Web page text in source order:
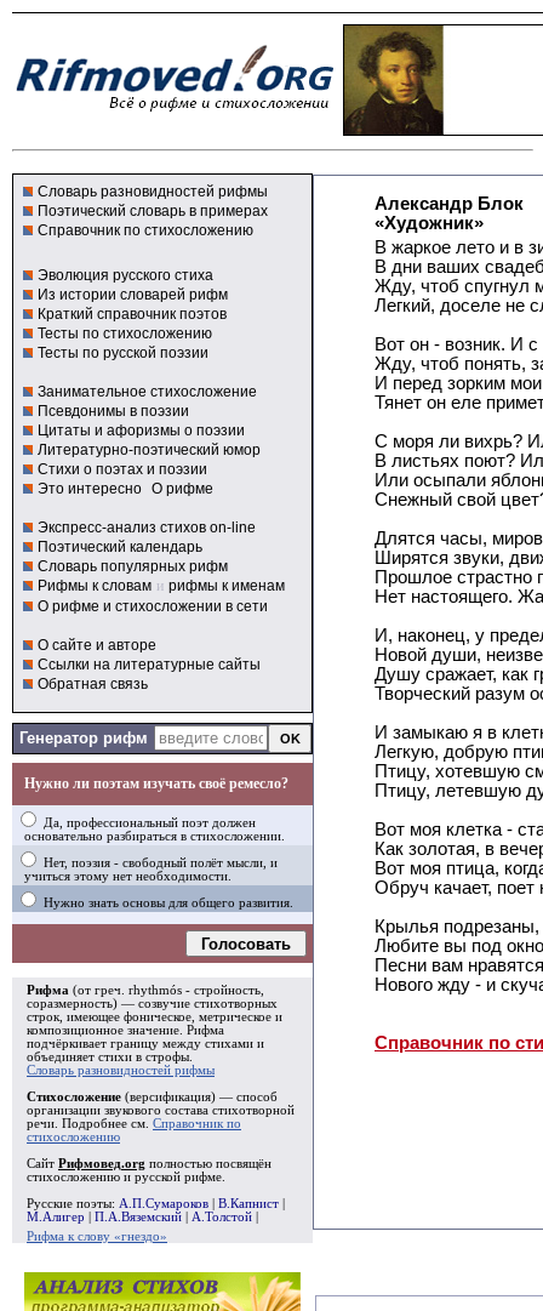
Словарь разновидностей рифмы
Поэтический словарь в примерах
Справочник по стихосложению
Эволюция русского стиха
Из истории словарей рифм
Краткий справочник поэтов
Тесты по стихосложению
Тесты по русской поэзии
Занимательное стихосложение
Псевдонимы в поэзии
Цитаты и афоризмы о поэзии
Литературно-поэтический юмор
Стихи о поэтах и поэзии
Это интересно О рифме
Экспресс-анализ стихов on-line
Поэтический календарь
Словарь популярных рифм
Рифмы к словам и рифмы к именам
О рифме и стихосложении в сети
О сайте и авторе
Ссылки на литературные сайты
Обратная связь
Генератор рифм
Нужно ли поэтам изучать своё ремесло?
Да, профессиональный поэт должен
основательно разбираться в стихосложении.
Нет, поэзия - свободный полёт мысли, и
учиться этому нет необходимости.
Нужно знать основы для общего развития.
Голосовать
Рифма (от греч. rhythmós - стройность,
соразмерность) — созвучие стихотворных
строк, имеющее фоническое, метрическое и
композиционное значение. Рифма
подчёркивает границу между стихами и
объединяет стихи в строфы
Словарь разновидностей рифмы
Стихосложение (версификация) — способ
организации звукового состава стихотворной
речи. Подробнее см. Справочник по
стихосложению
Сайт Рифмовед.org полностью посвящён
стихосложению и русской рифме.
Русские поэты: А.П.Сумароков В.Капнист
М.Алигер
П.А.Вяземский А.Толстой
Рифма к слову «гнездо»
Александр Блок
«Художник»
В жаркое лето и в
В дни ваших
Жду, чтоб спугнул
Легкий, доселе не
Вот он - возник. И
Жду, чтоб понять,
И перед зорким
Тянет он еле
С моря ли вихрь?
В листьях поют?
Или осыпали
Снежный свой
Длятся часы,
Ширятся звуки,
Прошлое страстно
Нет настоящего.
И, наконец, у
Новой души,
Душу сражает, как
Творческий разум
И замыкаю я в
Легкую, добрую
Птицу, хотевшую
Птицу, летевшую
Вот моя клетка -
Как золотая, в
Вот моя птица,
Обруч качает, поет
Крылья
Любите вы под
Песни вам
Нового жду - и
Справочник по